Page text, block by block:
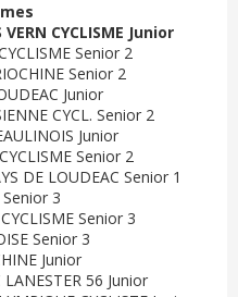
CYCLISME Junior
Senior 2
Senior 2
Junior
CYCL. Senior 2
Junior
Senior 2
DE LOUDEAC Senior 1
3
Senior 3
Senior 3
Junior
LANESTER 56 Junior